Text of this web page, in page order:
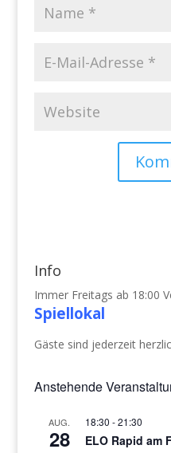
Info
Immer Freitags ab 18:00
Spiellokal
Gäste sind jederzeit
Anstehende
AUG.
28
18:30 -21:30
ELO Rapid am